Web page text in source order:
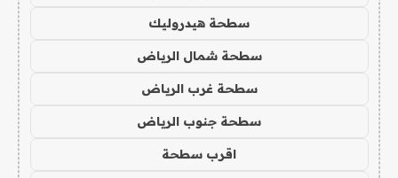
سطحة هيدروليك
سطحة شمال الرياض
سطحة غرب الرياض
سطحة جنوب الرياض
اقرب سطحة